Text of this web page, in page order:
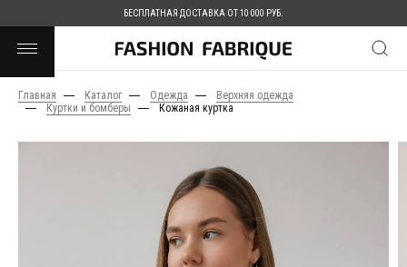
БЕСПЛАТНАЯ ДОСТАВКА ОТ 10 000 РУБ.
Главная Каталог Одежда
Верхняя одежда
Куртки и бомберы
Кожаная куртка